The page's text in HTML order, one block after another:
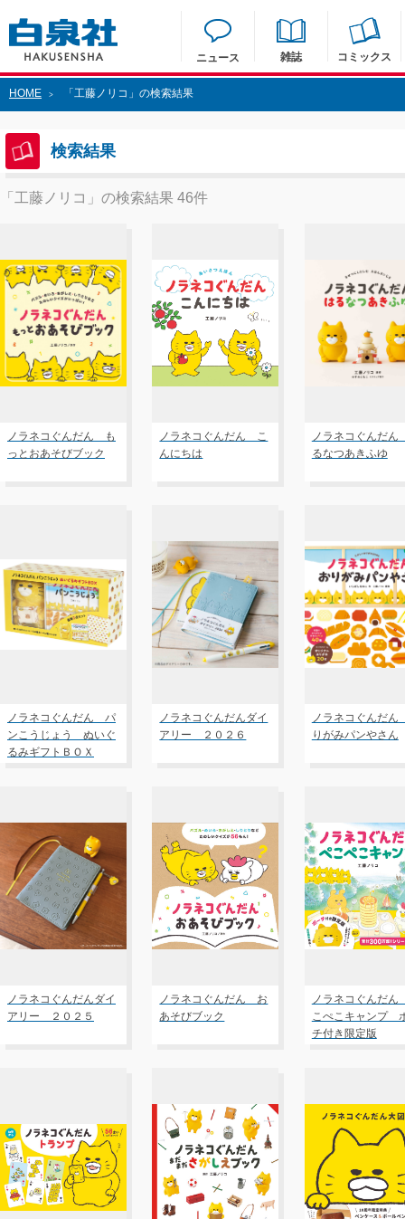
ニュース 雑誌 コミックス
HOME > 「工藤ノリコ」の検索結果
検索結果
「工藤ノリコ」の検索結果 46件
ノラネコぐんだん も
っとおあそびブック
ノラネコぐんだん こ
んにちは
ノラネコぐんだ
るなつあきふゆ
ノラネコぐんだん パ
ンこうじょう ぬいぐ
るみギフトＢＯＸ
ノラネコぐんだんダイ
アリー ２０２６
ノラネコぐんだ
りがみパンやさん
ノラネコぐんだんダイ
アリー ２０２５
ノラネコぐんだん お
あそびブック
ノラネコぐんだ
こぺこキャンプ
チ付き限定版